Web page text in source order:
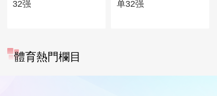
32强
单32强
體育熱門欄目